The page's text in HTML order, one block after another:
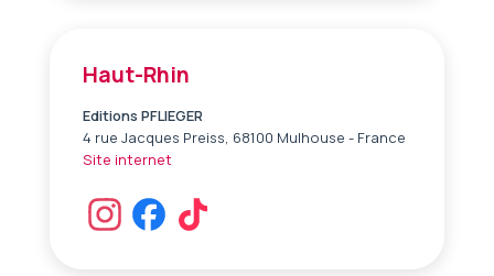
Haut-Rhin
Editions PFLIEGER
4 rue Jacques Preiss, 68100 Mulhouse - France
Site internet